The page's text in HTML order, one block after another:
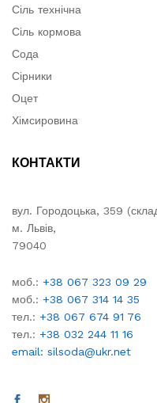
Сіль технічна
Сіль кормова
Сода
Сірники
Оцет
Хімсировина
КОНТАКТИ
вул. Городоцька, 359
м. Львів,
79040
моб.: +38 067 323 09 29
моб.: +38 067 314 14 35
тел.: +38 067 674 91 76
тел.: +38 032 244 11 16
email: silsoda@ukr.net